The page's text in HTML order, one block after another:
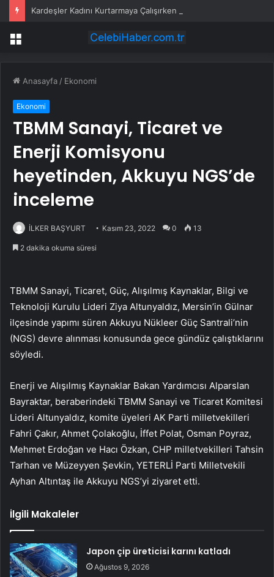
Kardeşler Kadını Kurtarmaya Çalışırken Bıçaklandı
Menü
Anasayfa / Ekonomi
Ekonomi
TBMM Sanayi, Ticaret ve
Enerji Komisyonu
heyetinden, Akkuyu NGS’de
inceleme
İLKER BAŞYURT Kasım 23, 2022 0 13
2 dakika okuma süresi
TBMM Sanayi, Ticaret, Güç, Alışılmış Kaynaklar, Bilgi ve
Teknoloji Kurulu Lideri Ziya Altunyaldız, Mersin’in Gülnar
ilçesinde yapımı süren Akkuyu Nükleer Güç Santrali’nin
(NGS) devre alınması konusunda gece gündüz çalıştıklarını
söyledi.
Enerji ve Alışılmış Kaynaklar Bakan Yardımcısı Alparslan
Bayraktar, beraberindeki TBMM Sanayi ve Ticaret Komitesi
Lideri Altunyaldız, komite üyeleri AK Parti milletvekilleri
Fahri Çakır, Ahmet Çolakoğlu, İffet Polat, Osman Poyraz,
Mehmet Erdoğan ve Hacı Özkan, CHP milletvekilleri Tahsin
Tarhan ve Müzeyyen Şevkin, YETERLİ Parti Milletvekili
Ayhan Altıntaş ile Akkuyu NGS’yi ziyaret etti.
İlgili Makaleler
Japon çip üreticisi karını katladı
Ağustos 9, 2026